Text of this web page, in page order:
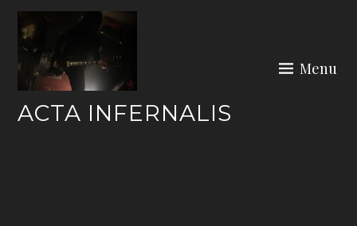
Skip
content
ACTA INFERNALIS
Menu